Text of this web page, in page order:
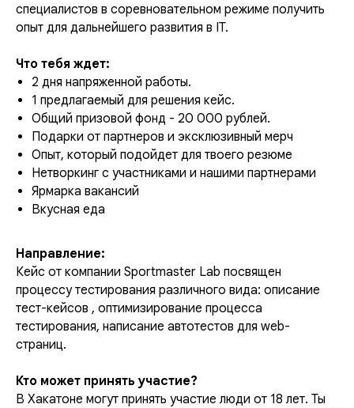
специалистов в соревновательном режиме получить
опыт для дальнейшего развития в IT.
Что тебя ждет:
2 дня напряженной работы.
1 предлагаемый для решения кейс.
Общий призовой фонд - 20 000 рублей.
Подарки от партнеров и эксклюзивный мерч
Опыт, который подойдет для твоего резюме
Нетворкинг с участниками и нашими партнерами
Ярмарка вакансий
Вкусная еда
Направление:
Кейс от компании Sportmaster Lab посвящен
процессу тестирования различного вида: описание
тест-кейсов , оптимизирование процесса
тестирования, написание автотестов для web-
страниц.
Кто может принять участие?
В Хакатоне могут принять участие люди от 18 лет. Ты